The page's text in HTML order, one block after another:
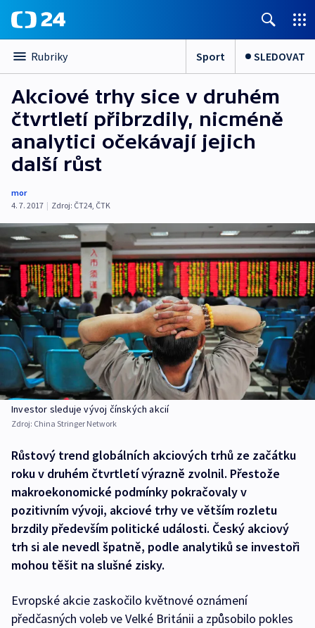
Rubriky Sport SLEDOVAT
Akciové trhy sice v druhém
čtvrtletí přibrzdily, nicméně
analytici očekávají jejich
další růst
mor
4. 7. 2017 | Zdroj: ČT24, ČTK
Investor sleduje vývoj čínských akcií
Zdroj: China Stringer Network
Růstový trend globálních akciových trhů ze začátku
roku v druhém čtvrtletí výrazně zvolnil. Přestože
makroekonomické podmínky pokračovaly v
pozitivním vývoji, akciové trhy ve větším rozletu
brzdily především politické události. Český akciový
trh si ale nevedl špatně, podle analytiků se investoři
mohou těšit na slušné zisky.
Evropské akcie zaskočilo květnové oznámení
předčasných voleb ve Velké Británii a způsobilo pokles